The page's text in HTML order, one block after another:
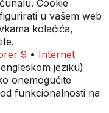
Cookie
u vašem web
kolačića,
9 • Internet
jeziku)
onemogućite
funkcionalnosti na